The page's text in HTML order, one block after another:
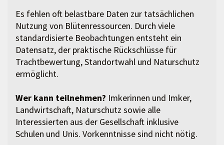
Es fehlen oft belastbare Daten zur tatsächlichen
Nutzung von Blütenressourcen. Durch viele
standardisierte Beobachtungen entsteht ein
Datensatz, der praktische Rückschlüsse für
Trachtbewertung, Standortwahl und Naturschutz
ermöglicht.
Wer kann teilnehmen? Imkerinnen und Imker,
Landwirtschaft, Naturschutz sowie alle
Interessierten aus der Gesellschaft inklusive
Schulen und Unis. Vorkenntnisse sind nicht nötig.